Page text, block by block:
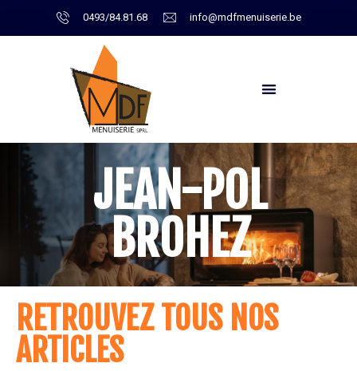
0493/84.81.68 info@mdfmenuiserie.be
JEAN-POL
BROHEZ
RETROUVEZ TOUS NOS
ARTICLES